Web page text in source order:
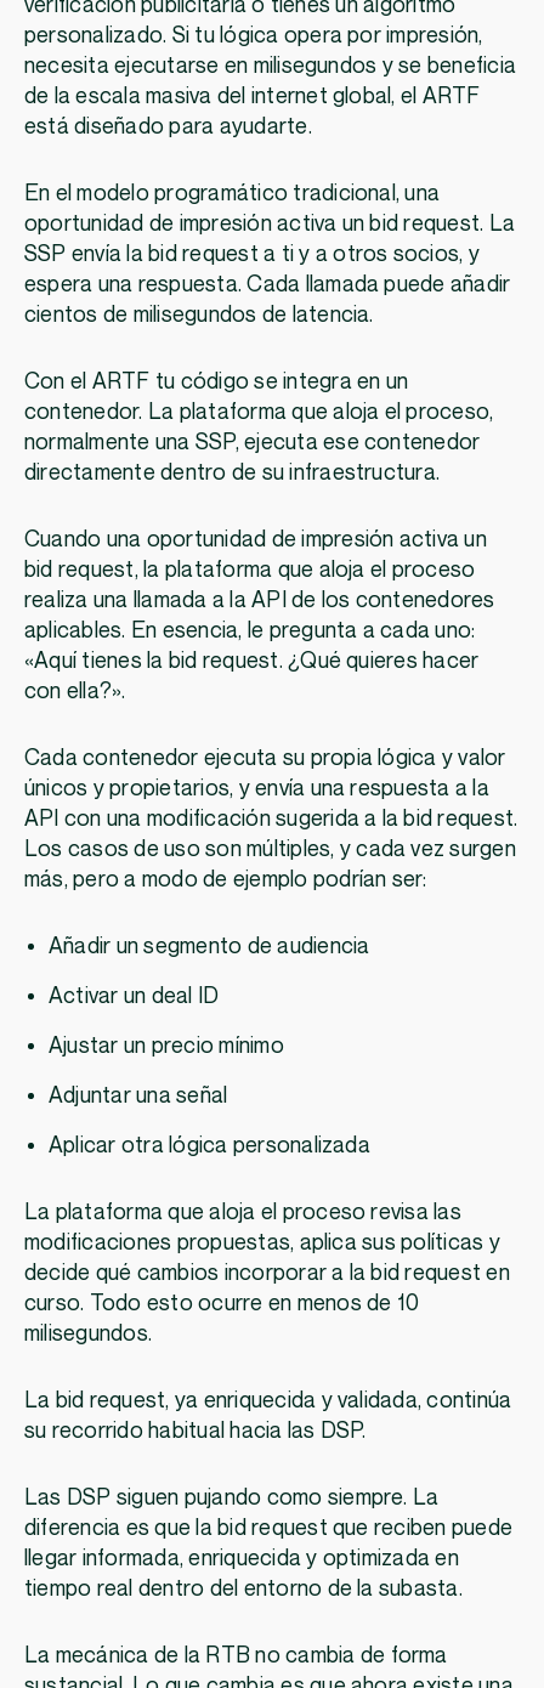
verificación publicitaria o tienes un algoritmo
personalizado. Si tu lógica opera por impresión,
necesita ejecutarse en milisegundos y se beneficia
de la escala masiva del internet global, el ARTF
está diseñado para ayudarte.
En el modelo programático tradicional, una
oportunidad de impresión activa un bid request. La
SSP envía la bid request a ti y a otros socios, y
espera una respuesta. Cada llamada puede añadir
cientos de milisegundos de latencia.
Con el ARTF tu código se integra en un
contenedor. La plataforma que aloja el proceso,
normalmente una SSP, ejecuta ese contenedor
directamente dentro de su infraestructura.
Cuando una oportunidad de impresión activa un
bid request, la plataforma que aloja el proceso
realiza una llamada a la API de los contenedores
aplicables. En esencia, le pregunta a cada uno:
«Aquí tienes la bid request. ¿Qué quieres hacer
con ella?».
Cada contenedor ejecuta su propia lógica y valor
únicos y propietarios, y envía una respuesta a la
API con una modificación sugerida a la bid request.
Los casos de uso son múltiples, y cada vez surgen
más, pero a modo de ejemplo podrían ser:
Añadir un segmento de audiencia
Activar un deal ID
Ajustar un precio mínimo
Adjuntar una señal
Aplicar otra lógica personalizada
La plataforma que aloja el proceso revisa las
modificaciones propuestas, aplica sus políticas y
decide qué cambios incorporar a la bid request en
curso. Todo esto ocurre en menos de 10
milisegundos.
La bid request, ya enriquecida y validada, continúa
su recorrido habitual hacia las DSP.
Las DSP siguen pujando como siempre. La
diferencia es que la bid request que reciben puede
llegar informada, enriquecida y optimizada en
tiempo real dentro del entorno de la subasta.
La mecánica de la RTB no cambia de forma